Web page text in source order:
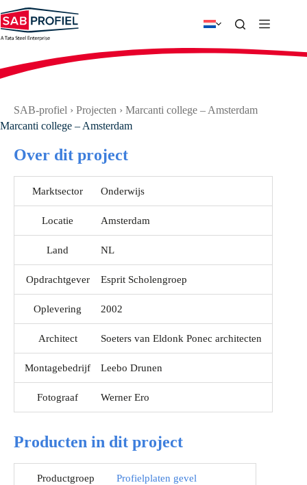
naar
de
inhoud
SAB-profiel › Projecten › Marcanti college – Amsterdam
Marcanti college – Amsterdam
Over dit project
Marktsector Onderwijs
Locatie Amsterdam
Land NL
Opdrachtgever Esprit Scholengroep
Oplevering 2002
Architect Soeters van Eldonk Ponec architecten
Montagebedrijf Leebo Drunen
Fotograaf Werner Ero
Producten in dit project
Productgroep Profielplaten gevel